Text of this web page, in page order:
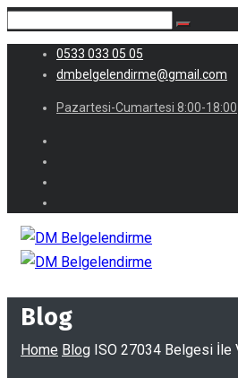
0533 033 05 05
dmbelgelendirme@gmail.com
Pazartesi-Cumartesi 8:00-18:00
Blog
Home Blog ISO 27034 Belgesi İle